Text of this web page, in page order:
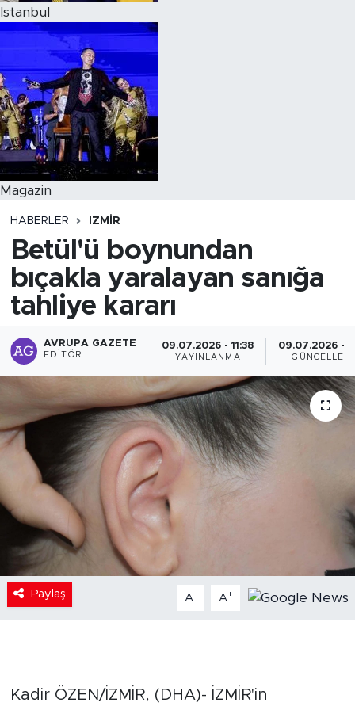
Istanbul
Magazin
HABERLER IZMIR
Betül'ü boynundan
bıçakla yaralayan sanığa
tahliye kararı
AVRUPA GAZETE
EDITÖR
09.07.2026 - 11:38
YAYINLANMA
09.07.2026 -
Paylaş A- A+
Kadir ÖZEN/İZMİR, (DHA)- İZMİR'in